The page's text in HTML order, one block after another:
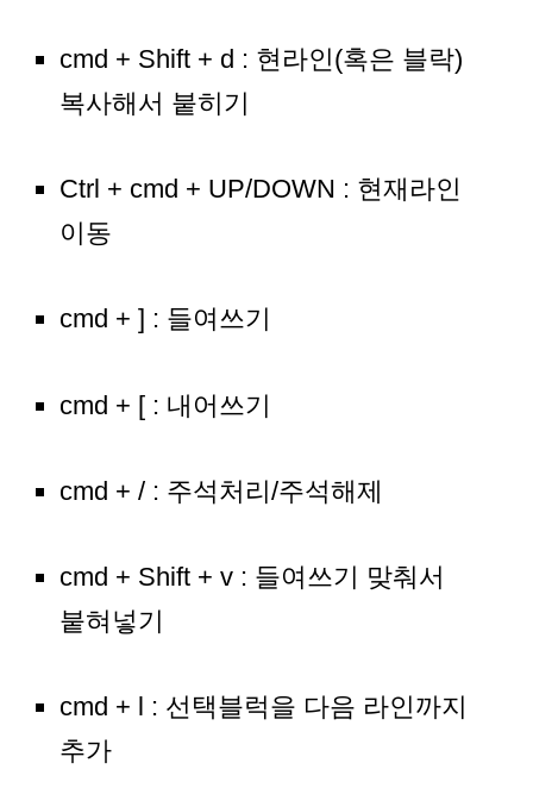
cmd + Shift + d : 현라인(혹은 블락)
복사해서 붙히기
Ctrl + cmd + UP/DOWN : 현재라인
이동
cmd + ] : 들여쓰기
cmd + [ : 내어쓰기
cmd + / : 주석처리/주석해제
cmd + Shift + v : 들여쓰기 맞춰서
붙혀넣기
cmd + l : 선택블럭을 다음 라인까지
추가